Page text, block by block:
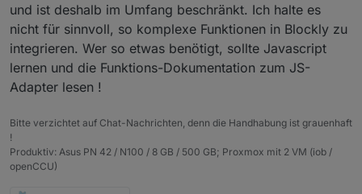
und ist deshalb im Umfang beschränkt. Ich halte es
nicht für sinnvoll, so komplexe Funktionen in Blockly zu
integrieren. Wer so etwas benötigt, sollte Javascript
lernen und die Funktions-Dokumentation zum JS-
Adapter lesen !
Bitte verzichtet auf Chat-Nachrichten, denn die Handhabung ist grauenhaft
!
Produktiv: Asus PN 42 / N100 / 8 GB / 500 GB; Proxmox mit 2 VM (iob /
openCCU)